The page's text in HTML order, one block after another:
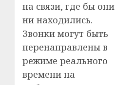
на связи, где бы они
ни находились.
Звонки могут быть
перенаправлены в
режиме реального
времени на